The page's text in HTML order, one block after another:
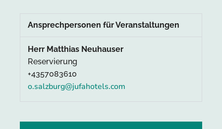
Ansprechpersonen für Veranstaltungen
Herr Matthias Neuhauser
Reservierung
+4357083610
o.salzburg@jufahotels.com